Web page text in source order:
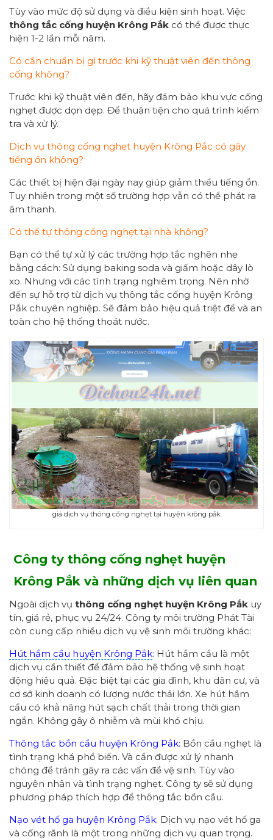
Tùy vào mức độ sử dụng và điều kiện sinh hoạt. Việc
thông tắc cống huyện Krông Pắk có thể được thực
hiện 1-2 lần mỗi năm.
Có cần chuẩn bị gì trước khi kỹ thuật viên đến thông
cống không?
Trước khi kỹ thuật viên đến, hãy đảm bảo khu vực cống
nghẹt được dọn dẹp. Để thuận tiện cho quá trình kiểm
tra và xử lý.
Dịch vụ thông cống nghẹt huyện Krông Pắc có gây
tiếng ồn không?
Các thiết bị hiện đại ngày nay giúp giảm thiểu tiếng ồn.
Tuy nhiên trong một số trường hợp vẫn có thể phát ra
âm thanh.
Có thể tự thông cống nghẹt tại nhà không?
Bạn có thể tự xử lý các trường hợp tắc nghẽn nhẹ
bằng cách: Sử dụng baking soda và giấm hoặc dây lò
xo. Nhưng với các tình trạng nghiêm trọng. Nên nhờ
đến sự hỗ trợ từ dịch vụ thông tắc cống huyện Krông
Pắk chuyên nghiệp. Sẽ đảm bảo hiệu quả triệt để và an
toàn cho hệ thống thoát nước.
giá dịch vụ thông cống nghẹt tại huyện krông pắk
Công ty thông cống nghẹt huyện
Krông Pắk và những dịch vụ liên quan
Ngoài dịch vụ thông cống nghẹt huyện Krông Pắk uy
tín, giá rẻ, phục vụ 24/24. Công ty môi trường Phát Tài
còn cung cấp nhiều dịch vụ vệ sinh môi trường khác:
Hút hầm cầu huyện Krông Pắk: Hút hầm cầu là một
dịch vụ cần thiết để đảm bảo hệ thống vệ sinh hoạt
động hiệu quả. Đặc biệt tại các gia đình, khu dân cư, và
cơ sở kinh doanh có lượng nước thải lớn. Xe hút hầm
cầu có khả năng hút sạch chất thải trong thời gian
ngắn. Không gây ô nhiễm và mùi khó chịu.
Thông tắc bồn cầu huyện Krông Pắk: Bồn cầu nghẹt là
tình trạng khá phổ biến. Và cần được xử lý nhanh
chóng để tránh gây ra các vấn đề vệ sinh. Tùy vào
nguyên nhân và tình trạng nghẹt. Công ty sẽ sử dụng
phương pháp thích hợp để thông tắc bồn cầu.
Nạo vét hố ga huyện Krông Pắk: Dịch vụ nạo vét hố ga
và cống rãnh là một trong những dịch vụ quan trọng.